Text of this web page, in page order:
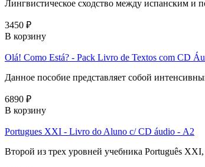
Лингвистическое сходство между испанским и
3450 ₽
В корзину
Olá! Como Está? - Pack Livro de Textos com CD
Данное пособие представляет собой
6890 ₽
В корзину
Portugues XXI - Livro do Aluno c/ CD áudio - А2
Второй из трех уровней учебника Português